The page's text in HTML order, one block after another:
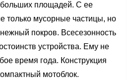
площадей. С ее
только мусорные частицы, но
покров. Всесезонность
устройства. Ему не
время года. Конструкция
мотоблок.